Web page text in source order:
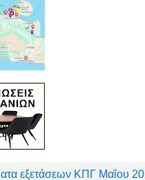
εξετάσεων ΚΠΓ Μαΐου